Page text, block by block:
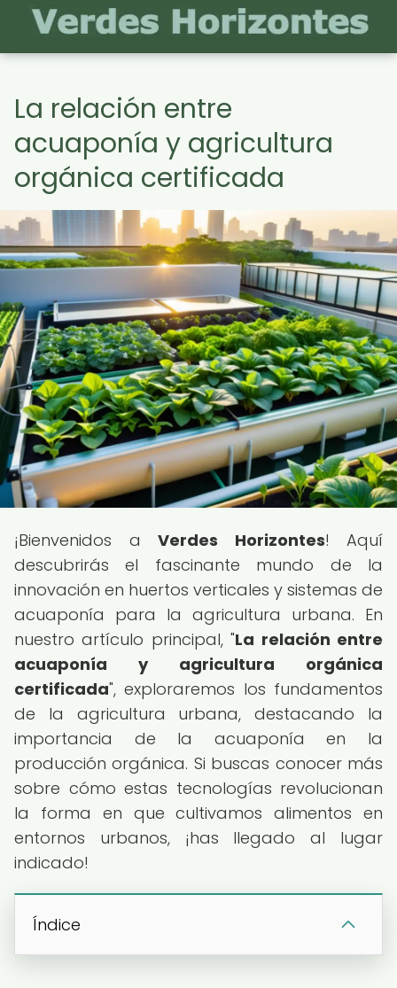
La relación entre
acuaponía y agricultura
orgánica certificada
¡Bienvenidos a Verdes Horizontes! Aquí
descubrirás el fascinante mundo de la
innovación en huertos verticales y sistemas de
acuaponía para la agricultura urbana. En
nuestro artículo principal, "La relación entre
acuaponía y agricultura orgánica
certificada", exploraremos los fundamentos
de la agricultura urbana, destacando la
importancia de la acuaponía en la
producción orgánica. Si buscas conocer más
sobre cómo estas tecnologías revolucionan
la forma en que cultivamos alimentos en
entornos urbanos, ¡has llegado al lugar
indicado!
Índice